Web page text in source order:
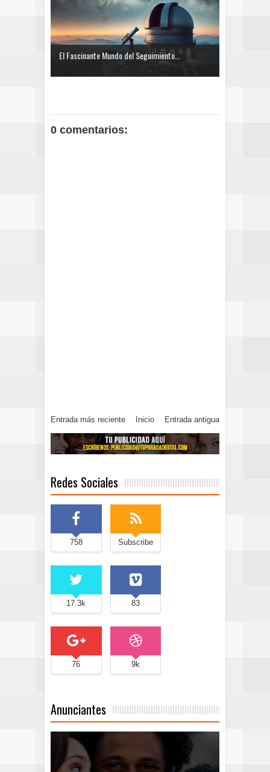
El Fascinante Mundo del Seguimiento...
0 comentarios:
Entrada más reciente Entrada antigua
Inicio
Redes Sociales
758 Subscribe
17.3k 83
76 9k
Anunciantes